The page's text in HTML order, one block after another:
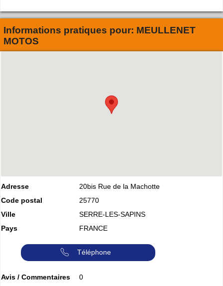
Informations pratiques pour: MEULLENET
MOTOS
Adresse
20bis Rue de la Machotte
Code postal
25770
Ville
SERRE-LES-SAPINS
Pays
FRANCE
Téléphone
Avis / Commentaires
0